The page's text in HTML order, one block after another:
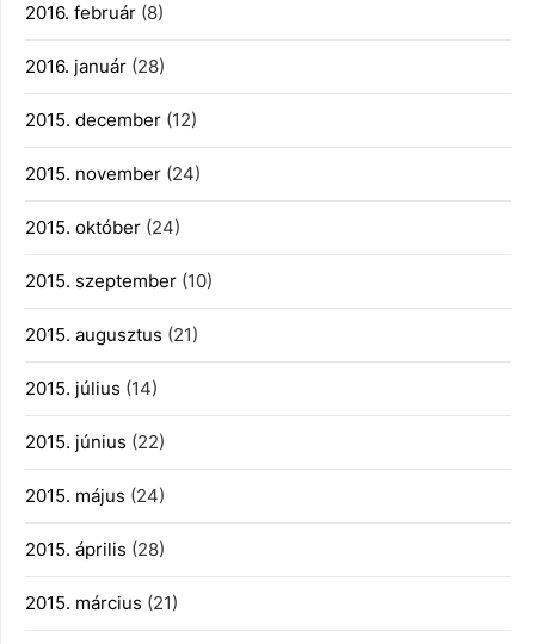
2016. február (8)
2016. január (28)
2015. december (12)
2015. november (24)
2015. október (24)
2015. szeptember (10)
2015. augusztus (21)
2015. július (14)
2015. június (22)
2015. május (24)
2015. április (28)
2015. március (21)